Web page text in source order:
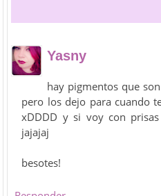
Yasny
hay pigmentos que
pero los dejo para cuando
xDDDD y si voy con
jajajaj
besotes!